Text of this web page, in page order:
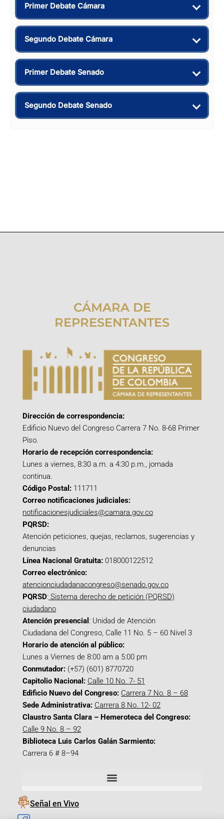
Primer Debate Cámara
Segundo Debate Cámara
Primer Debate Senado
Segundo Debate Senado
CÁMARA DE
REPRESENTANTES
Dirección de correspondencia:
Edificio Nuevo del Congreso Carrera 7 No. 8-68 Primer
Piso.
Horario de recepción correspondencia:
Lunes a viernes, 8:30 a.m. a 4:30 p.m., jornada
continua.
Código Postal: 111711
Correo notificaciones judiciales:
notificacionesjudiciales@camara.gov.co
PQRSD:
Atención peticiones, quejas, reclamos, sugerencias y
denuncias
Línea Nacional Gratuita: 018000122512
Correo electrónico:
atencionciudadanacongreso@senado.gov.co
PQRSD: Sistema derecho de petición (PQRSD)
ciudadano
Atención presencial : Unidad de Atención
Ciudadana del Congreso, Calle 11 No. 5 – 60 Nivel 3
Horario de atención al público:
Lunes a Viernes de 8:00 am a 5:00 pm
Conmutador: (+57) (601) 8770720
Capitolio Nacional: Calle 10 No. 7- 51
Edificio Nuevo del Congreso: Carrera 7 No. 8 – 68
Sede Administrativa: Carrera 8 No. 12- 02
Claustro Santa Clara – Hemeroteca del Congreso:
Calle 9 No. 8 – 92
Biblioteca Luis Carlos Galán Sarmiento:
Carrera 6 # 8–94
Señal en Vivo